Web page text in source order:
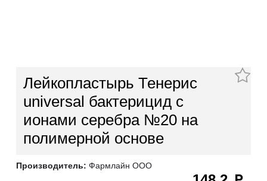
Лейкопластырь Тенерис
universal бактерицид с
ионами серебра №20 на
полимерной основе
Производитель: Фармлайн ООО